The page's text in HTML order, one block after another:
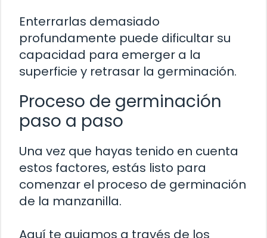
Enterrarlas demasiado
profundamente puede dificultar su
capacidad para emerger a la
superficie y retrasar la germinación.
Proceso de germinación
paso a paso
Una vez que hayas tenido en cuenta
estos factores, estás listo para
comenzar el proceso de germinación
de la manzanilla.
Aquí te guiamos a través de los